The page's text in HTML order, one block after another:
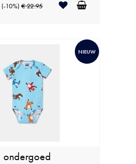
(-10%) € 22.95
NIEUW
ondergoed